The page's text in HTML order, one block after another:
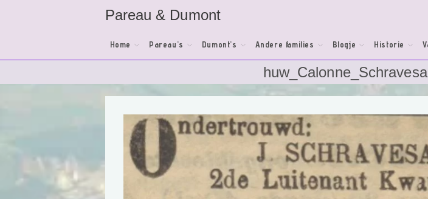
Pareau & Dumont
Home Pareau’s Dumont’s Andere families Blogje Historie